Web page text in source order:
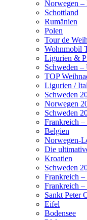
Norwegen –
Schottland
Rumänien
Polen
Tour de
Wohnmobil
Ligurien &
Schweden
TOP
Ligurien /
Schweden
Norwegen
Schweden
Frankreich –
Belgien
Norwegen-
Die
Kroatien
Schweden
Frankreich –
Frankreich –
Sankt Peter
Eifel
Bodensee